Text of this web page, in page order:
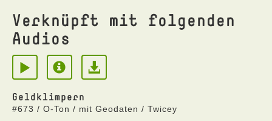
Verknüpft mit folgenden
Audios
Geldklimpern
#673 / O-Ton / mit Geodaten / Twicey